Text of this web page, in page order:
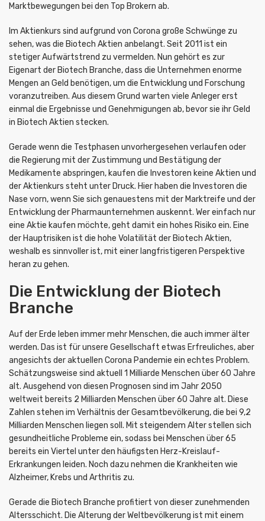
Marktbewegungen bei den Top Brokern ab.
Im Aktienkurs sind aufgrund von Corona große Schwünge zu
sehen, was die Biotech Aktien anbelangt. Seit 2011 ist ein
stetiger Aufwärtstrend zu vermelden. Nun gehört es zur
Eigenart der Biotech Branche, dass die Unternehmen enorme
Mengen an Geld benötigen, um die Entwicklung und Forschung
voranzutreiben. Aus diesem Grund warten viele Anleger erst
einmal die Ergebnisse und Genehmigungen ab, bevor sie ihr Geld
in Biotech Aktien stecken.
Gerade wenn die Testphasen unvorhergesehen verlaufen oder
die Regierung mit der Zustimmung und Bestätigung der
Medikamente abspringen, kaufen die Investoren keine Aktien und
der Aktienkurs steht unter Druck. Hier haben die Investoren die
Nase vorn, wenn Sie sich genauestens mit der Marktreife und der
Entwicklung der Pharmaunternehmen auskennt. Wer einfach nur
eine Aktie kaufen möchte, geht damit ein hohes Risiko ein. Eine
der Hauptrisiken ist die hohe Volatilität der Biotech Aktien,
weshalb es sinnvoller ist, mit einer langfristigeren Perspektive
heran zu gehen.
Die Entwicklung der Biotech
Branche
Auf der Erde leben immer mehr Menschen, die auch immer älter
werden. Das ist für unsere Gesellschaft etwas Erfreuliches, aber
angesichts der aktuellen Corona Pandemie ein echtes Problem.
Schätzungsweise sind aktuell 1 Milliarde Menschen über 60 Jahre
alt. Ausgehend von diesen Prognosen sind im Jahr 2050
weltweit bereits 2 Milliarden Menschen über 60 Jahre alt. Diese
Zahlen stehen im Verhältnis der Gesamtbevölkerung, die bei 9,2
Milliarden Menschen liegen soll. Mit steigendem Alter stellen sich
gesundheitliche Probleme ein, sodass bei Menschen über 65
bereits ein Viertel unter den häufigsten Herz-Kreislauf-
Erkrankungen leiden. Noch dazu nehmen die Krankheiten wie
Alzheimer, Krebs und Arthritis zu.
Gerade die Biotech Branche profitiert von dieser zunehmenden
Altersschicht. Die Alterung der Weltbevölkerung ist mit einem